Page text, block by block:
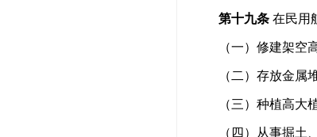
第十九条 在民用
（一）修建架空
（二）存放金属
（三）种植高大
（四）从事掘土